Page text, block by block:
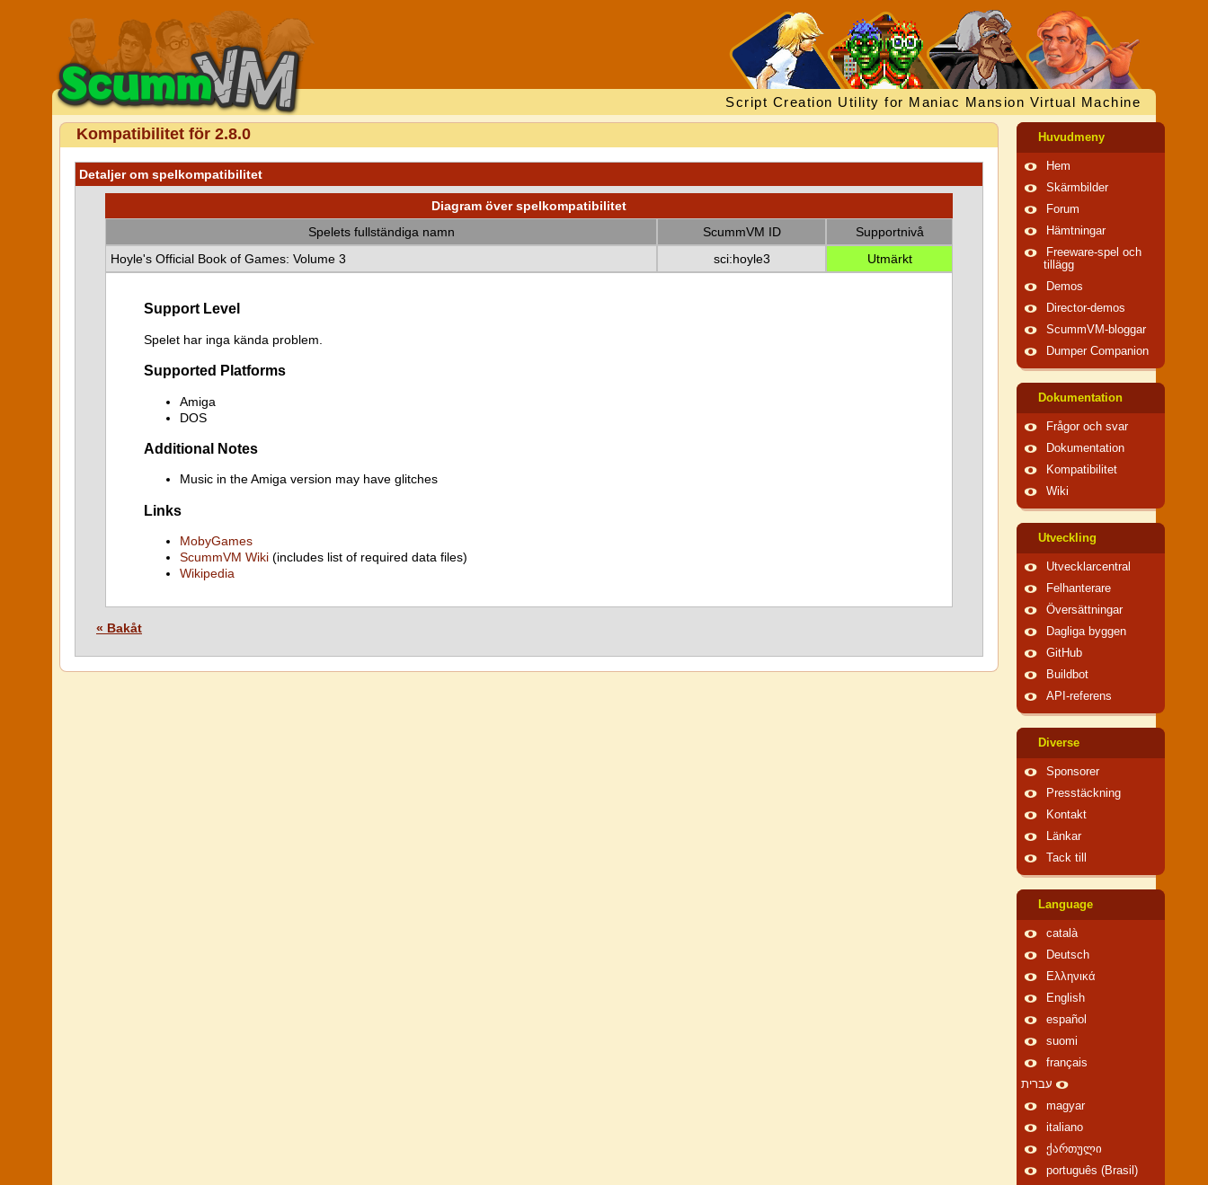
Script Creation Utility for Maniac Mansion Virtual Machine
Kompatibilitet för 2.8.0
Detaljer om spelkompatibilitet
Diagram över spelkompatibilitet
Spelets fullständiga namn
ScummVM ID
Supportnivå
Hoyle's Official Book of Games: Volume 3
sci:hoyle3 Utmärkt
Support Level
Spelet har inga kända problem.
Supported Platforms
Amiga
DOS
Additional Notes
Music in the Amiga version may have glitches
Links
MobyGames
ScummVM Wiki (includes list of required data files)
Wikipedia
« Bakåt
Huvudmeny
Hem
Skärmbilder
Forum
Hämtningar
Freeware-spel och
tillägg
Demos
Director-demos
ScummVM-bloggar
Dumper Companion
Dokumentation
Frågor och svar
Dokumentation
Kompatibilitet
Wiki
Utveckling
Utvecklarcentral
Felhanterare
Översättningar
Dagliga byggen
GitHub
Buildbot
API-referens
Diverse
Sponsorer
Presstäckning
Kontakt
Länkar
Tack till
Language
català
Deutsch
Ελληνικά
English
español
suomi
français
עברית
magyar
italiano
ქართული
português (Brasil)